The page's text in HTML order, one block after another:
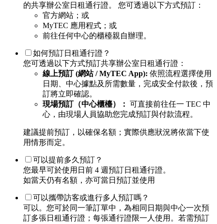
的共享辦公室日租通行證。 您可透過以下方式預訂：
官方網站；或
MyTEC 應用程式；或
前往任何中心的櫃檯親自辦理。
如何預訂日租通行證？
您可透過以下方式預訂共享辦公室日租通行證：
線上預訂 (網站 / MyTEC App): 依照流程選擇使用
日期、中心據點及所需數量，完成安全付款後，預
訂將立即確認。
現場預訂（中心櫃檯）： 可直接前往任一 TEC 中
心，由現場人員協助您完成預訂與付款流程。
建議提前預訂，以確保名額；實際供應狀況將依當下使
用情形而定。
可以提前多久預訂？
您最早可於使用日前 4 週預訂日租通行證。
如當天仍有名額，亦可當日預訂並使用
可以攜帶訪客或進行多人預訂嗎？
可以。您可於同一筆訂單中，為相同日期與中心一次預
訂多張日租通行證；每張通行證限一人使用。若需預訂